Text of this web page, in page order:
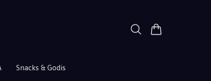
Snacks & Godis